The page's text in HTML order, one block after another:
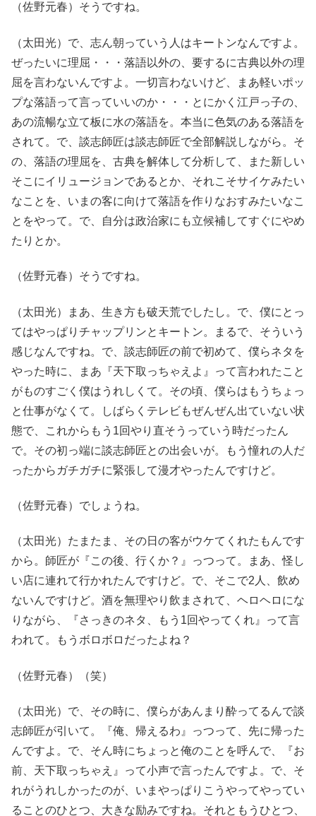
（佐野元春）そうですね。
（太田光）で、志ん朝っていう人はキートンなんですよ。
ぜったいに理屈・・・落語以外の、要するに古典以外の理
屈を言わないんですよ。一切言わないけど、まあ軽いポッ
プな落語って言っていいのか・・・とにかく江戸っ子の、
あの流暢な立て板に水の落語を。本当に色気のある落語を
されて。で、談志師匠は談志師匠で全部解説しながら。そ
の、落語の理屈を、古典を解体して分析して、また新しい
そこにイリュージョンであるとか、それこそサイケみたい
なことを、いまの客に向けて落語を作りなおすみたいなこ
とをやって。で、自分は政治家にも立候補してすぐにやめ
たりとか。
（佐野元春）そうですね。
（太田光）まあ、生き方も破天荒でしたし。で、僕にとっ
てはやっぱりチャップリンとキートン。まるで、そういう
感じなんですね。で、談志師匠の前で初めて、僕らネタを
やった時に、まあ『天下取っちゃえよ』って言われたこと
がものすごく僕はうれしくて。その頃、僕らはもうちょっ
と仕事がなくて。しばらくテレビもぜんぜん出ていない状
態で、これからもう1回やり直そうっていう時だったん
で。その初っ端に談志師匠との出会いが。もう憧れの人だ
ったからガチガチに緊張して漫才やったんですけど。
（佐野元春）でしょうね。
（太田光）たまたま、その日の客がウケてくれたもんです
から。師匠が『この後、行くか？』っつって。まあ、怪し
い店に連れて行かれたんですけど。で、そこで2人、飲め
ないんですけど。酒を無理やり飲まされて、ヘロヘロにな
りながら、『さっきのネタ、もう1回やってくれ』って言
われて。もうボロボロだったよね？
（佐野元春）（笑）
（太田光）で、その時に、僕らがあんまり酔ってるんで談
志師匠が引いて。『俺、帰えるわ』っつって、先に帰った
んですよ。で、そん時にちょっと俺のことを呼んで、『お
前、天下取っちゃえ』って小声で言ったんですよ。で、そ
れがうれしかったのが、いまやっぱりこうやってやってい
ることのひとつ、大きな励みですね。それともうひとつ、